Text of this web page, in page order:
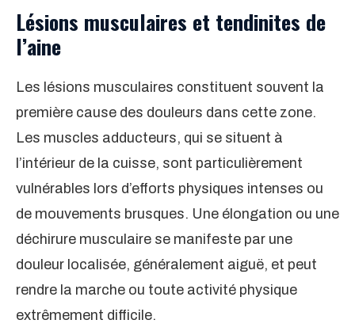
Lésions musculaires et tendinites de
l’aine
Les lésions musculaires constituent souvent la
première cause des douleurs dans cette zone.
Les muscles adducteurs, qui se situent à
l’intérieur de la cuisse, sont particulièrement
vulnérables lors d’efforts physiques intenses ou
de mouvements brusques. Une élongation ou une
déchirure musculaire se manifeste par une
douleur localisée, généralement aiguë, et peut
rendre la marche ou toute activité physique
extrêmement difficile.